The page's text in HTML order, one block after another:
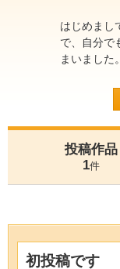
はじめまし
で、自分で
まいまし
投稿作品
1件
初投稿です